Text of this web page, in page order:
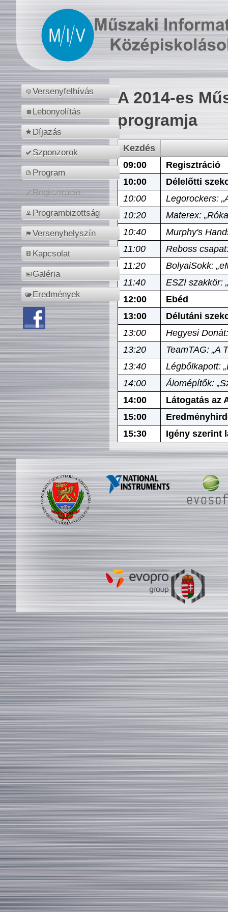
Versenyfelhívás
Lebonyolítás
Díjazás
Szponzorok
Program
Regisztráció
Programbizottság
Versenyhelyszín
Kapcsolat
Galéria
Eredmények
A 2014-es
programja
Kezdés
09:00
Regisztráció
10:00
Délelőtti
10:00
Legorockers:
10:20
Materex:
10:40
Murphy's
11:00
Reboss
11:20
BolyaiSokk:
11:40
ESZI szakkör:
12:00
Ebéd
13:00
Délutáni
13:00
Hegyesi
13:20
TeamTAG: „A
13:40
Légbőlkapott:
14:00
Álomépítők:
14:00
Látogatás az
15:00
15:30
Igény szerint